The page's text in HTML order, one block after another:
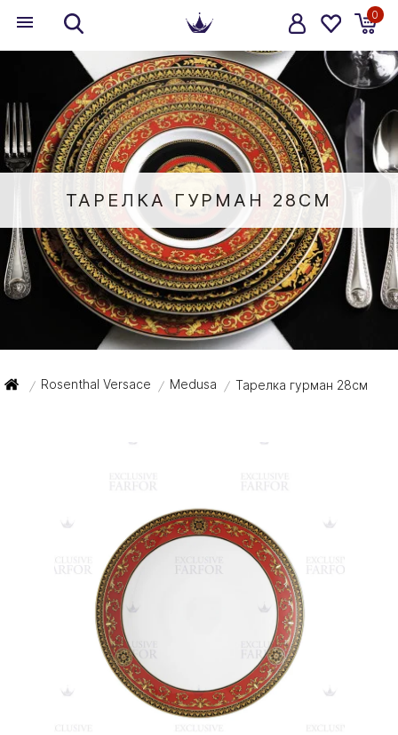
0
ТАРЕЛКА ГУРМАН 28СМ
/ Rosenthal Versace / Medusa / Тарелка гурман 28см